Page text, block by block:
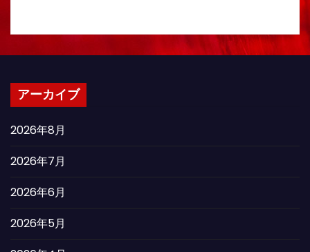
アーカイブ
2026年8月
2026年7月
2026年6月
2026年5月